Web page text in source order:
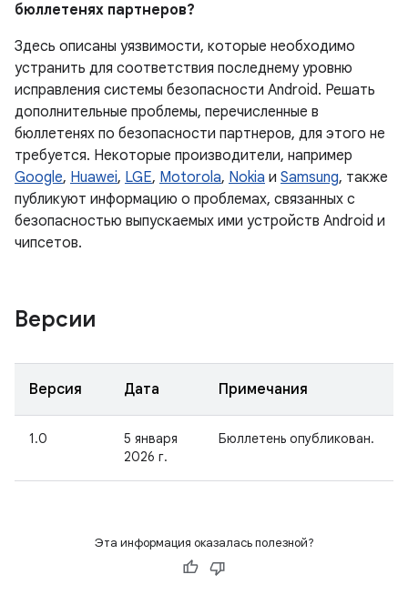
бюллетенях партнеров?
Здесь описаны уязвимости, которые необходимо
устранить для соответствия последнему уровню
исправления системы безопасности Android. Решать
дополнительные проблемы, перечисленные в
бюллетенях по безопасности партнеров, для этого не
требуется. Некоторые производители, например
Google, Huawei, LGE, Motorola, Nokia и Samsung, также
публикуют информацию о проблемах, связанных с
безопасностью выпускаемых ими устройств Android и
чипсетов.
Версии
Версия Дата Примечания
1.0
5 января
2026 г.
Бюллетень опубликован.
Эта информация оказалась полезной?